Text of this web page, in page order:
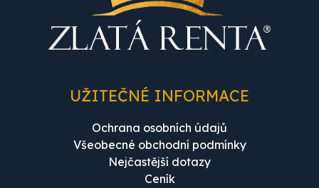
UŽITEČNÉ INFORMACE
Ochrana osobních údajů
Všeobecné obchodní podmínky
Nejčastější dotazy
Ceník